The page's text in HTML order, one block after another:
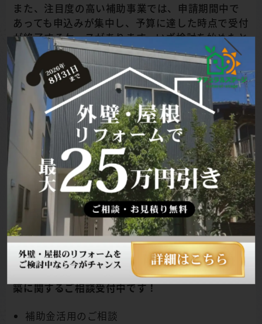
また、注目度の高い補助事業では、申請期間中で
あっても申込みが集中し、予算に達した時点で受付
が終了するケースがあります。いざ検討を始めたと
きには、すでに補助金が使えなくなっていた、と
いうことも珍しくありません。
補助金を上手に活用してリフォームを進めたい場合
は、早めに見積もりを取り寄せ、複数の施工会社
を比較・検討しておくことが大切です。事前準備を
進めておくことで、安心して計画を立てることがで
きます。
ナチュラルステージでは、省エネリフォーム・新
築に関するご相談受付中です！
補助金活用のご相談